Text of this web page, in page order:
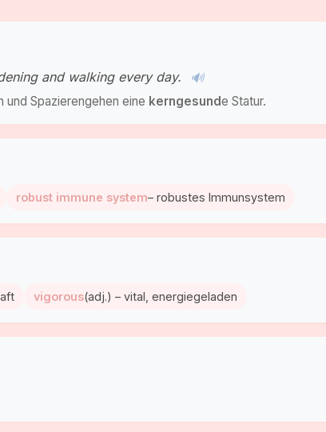
and walking every day. 🔊
Spazierengehen eine kerngesunde Statur.
robust immune system– robustes Immunsystem
vigorous(adj.) – vital, energiegeladen